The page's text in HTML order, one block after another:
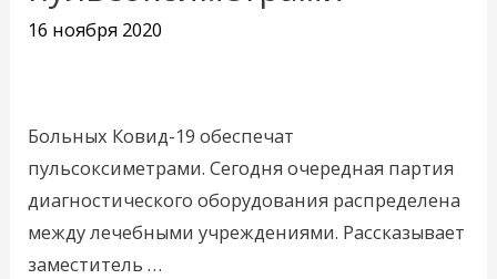
16 ноября 2020
Больных Ковид-19 обеспечат
пульсоксиметрами. Сегодня очередная партия
диагностического оборудования распределена
между лечебными учреждениями. Рассказывает
заместитель …